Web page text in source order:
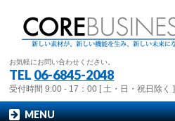
お気軽にお問い合わせください。
TEL 06-6845-2048
受付時間 9:00 - 17：00 [ 土・日・祝日除く ]
MENU